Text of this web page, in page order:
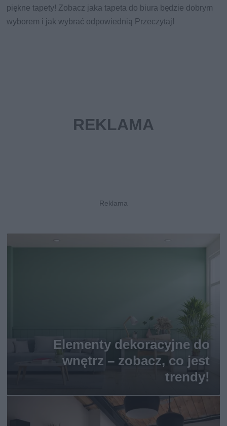
piękne tapety! Zobacz jaka tapeta do biura będzie dobrym
wyborem i jak wybrać odpowiednią Przeczytaj!
Elementy dekoracyjne do
wnętrz – zobacz, co jest
trendy!